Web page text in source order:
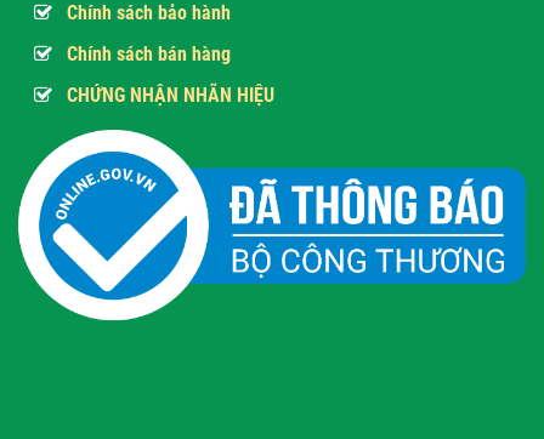
Chính sách bảo hành
Chính sách bán hàng
CHỨNG NHẬN NHÃN HIỆU